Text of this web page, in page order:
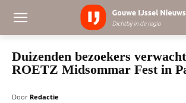
Duizenden bezoekers
ROETZ Midsommar Fest in
Door Redactie